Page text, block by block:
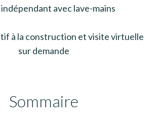
avec lave-mains
à la construction et visite virtuelle
sur demande
Sommaire